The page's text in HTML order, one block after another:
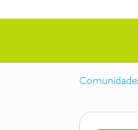
Comunidade